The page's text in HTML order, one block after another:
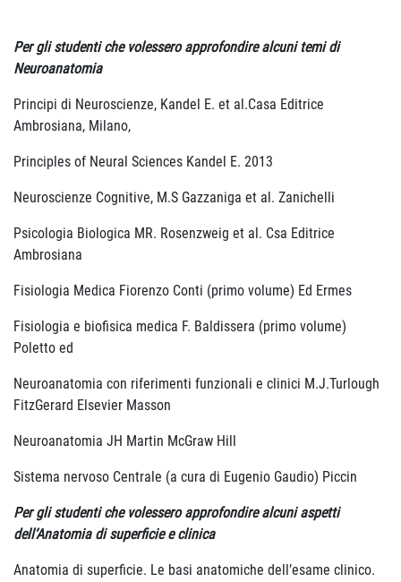
Per gli studenti che volessero approfondire alcuni temi di
Neuroanatomia
Principi di Neuroscienze, Kandel E. et al.Casa Editrice
Ambrosiana, Milano,
Principles of Neural Sciences Kandel E. 2013
Neuroscienze Cognitive, M.S Gazzaniga et al. Zanichelli
Psicologia Biologica MR. Rosenzweig et al. Csa Editrice
Ambrosiana
Fisiologia Medica Fiorenzo Conti (primo volume) Ed Ermes
Fisiologia e biofisica medica F. Baldissera (primo volume)
Poletto ed
Neuroanatomia con riferimenti funzionali e clinici M.J.Turlough
FitzGerard Elsevier Masson
Neuroanatomia JH Martin McGraw Hill
Sistema nervoso Centrale (a cura di Eugenio Gaudio) Piccin
Per gli studenti che volessero approfondire alcuni aspetti
dell‘Anatomia di superficie e clinica
Anatomia di superficie. Le basi anatomiche dell’esame clinico.